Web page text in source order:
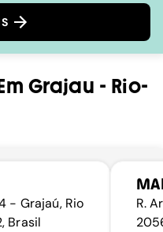
Grajau - Rio-
- Grajaú, Rio
Brasil
R.